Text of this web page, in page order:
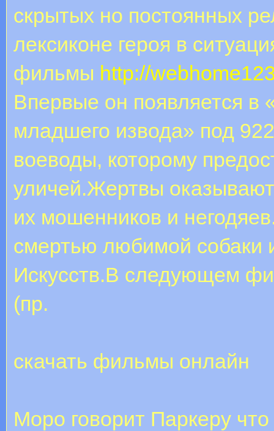
скрытых но постоянных
лексиконе героя в
фильмы http://
Впервые он появляется в
младшего извода» под
воеводы, которому
уличей.Жертвы
их мошенников и
смертью любимой собаки
Искусств.В следующем
(пр.
скачать фильмы онлайн
Моро говорит Паркеру